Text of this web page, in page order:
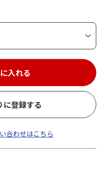
入れる
に登録する
合わせはこちら